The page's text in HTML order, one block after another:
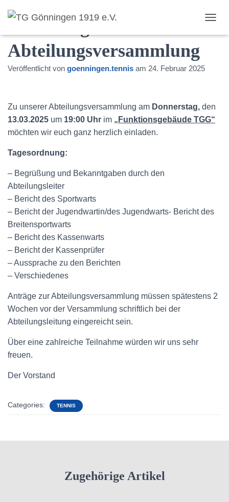
O
G
Einladung zur
Abteilungsversammlung
Veröffentlicht von goenningen.tennis am 24. Februar 2025
Zu unserer Abteilungsversammlung am Donnerstag, den
13.03.2025 um 19:00 Uhr im „Funktionsgebäude TGG“
möchten wir euch ganz herzlich einladen.
Tagesordnung:
– Begrüßung und Bekanntgaben durch den
Abteilungsleiter
– Bericht des Sportwarts
– Bericht der Jugendwartin/des Jugendwarts- Bericht des
Breitensportwarts
– Bericht des Kassenwarts
– Bericht der Kassenprüfer
– Aussprache zu den Berichten
– Verschiedenes
Anträge zur Abteilungsversammlung müssen spätestens 2
Wochen vor der Versammlung schriftlich bei der
Abteilungsleitung eingereicht sein.
Über eine zahlreiche Teilnahme würden wir uns sehr
freuen.
Der Vorstand
Categories: TENNIS
Zugehörige Artikel